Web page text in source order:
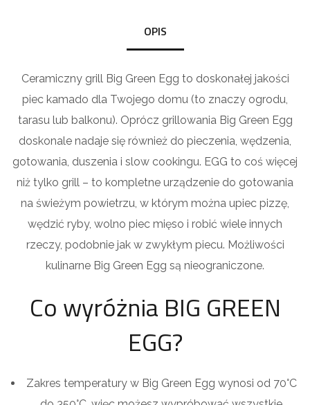
OPIS
Ceramiczny grill Big Green Egg to doskonałej jakości
piec kamado dla Twojego domu (to znaczy ogrodu,
tarasu lub balkonu). Oprócz grillowania Big Green Egg
doskonale nadaje się również do pieczenia, wędzenia,
gotowania, duszenia i slow cookingu. EGG to coś więcej
niż tylko grill – to kompletne urządzenie do gotowania
na świeżym powietrzu, w którym można upiec pizzę,
wędzić ryby, wolno piec mięso i robić wiele innych
rzeczy, podobnie jak w zwykłym piecu. Możliwości
kulinarne Big Green Egg są nieograniczone.
Co wyróżnia BIG GREEN
EGG?
Zakres temperatury w Big Green Egg wynosi od 70°C